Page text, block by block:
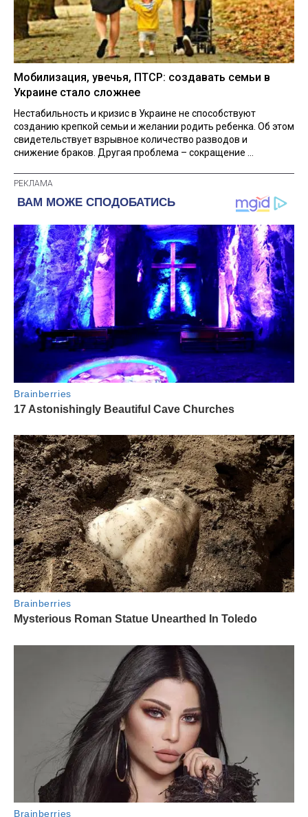
Мобилизация, увечья, ПТСР: создавать семьи в
Украине стало сложнее
Нестабильность и кризис в Украине не способствуют
созданию крепкой семьи и желании родить ребенка. Об этом
свидетельствует взрывное количество разводов и
снижение браков. Другая проблема – сокращение ...